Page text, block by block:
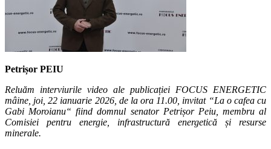
Petrișor PEIU
Reluăm interviurile video ale publicației FOCUS ENERGETIC
mâine, joi, 22 ianuarie 2026, de la ora 11.00, invitat “La o cafea cu
Gabi Moroianu“ fiind domnul senator Petrișor Peiu, membru al
Comisiei pentru energie, infrastructură energetică și resurse
minerale.